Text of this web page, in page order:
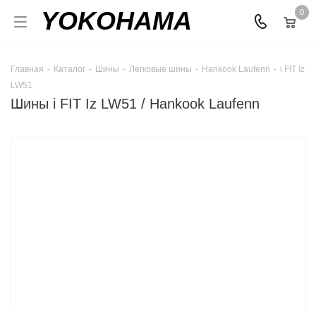
YOKOHAMA 0
Главная - Каталог - Шины - Легковые шины - Hankook Laufenn - i FIT Iz
LW51
Шины i FIT Iz LW51 / Hankook Laufenn